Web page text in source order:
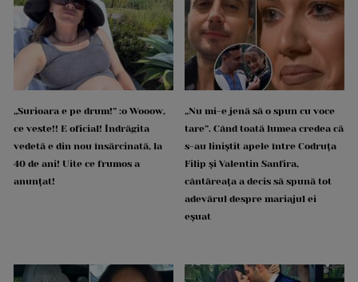
„Surioara e pe drum!” :o Wooow,
ce veste!! E oficial! Îndrăgita
vedetă e din nou însărcinată, la
40 de ani! Uite ce frumos a
anunțat!
„Nu mi-e jenă să o spun cu voce
tare”. Când toată lumea credea că
s-au liniștit apele între Codruța
Filip și Valentin Sanfira,
cântăreața a decis să spună tot
adevărul despre mariajul ei
eșuat